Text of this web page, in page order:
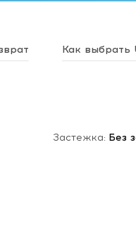
Как выбрать
Застежка: Без